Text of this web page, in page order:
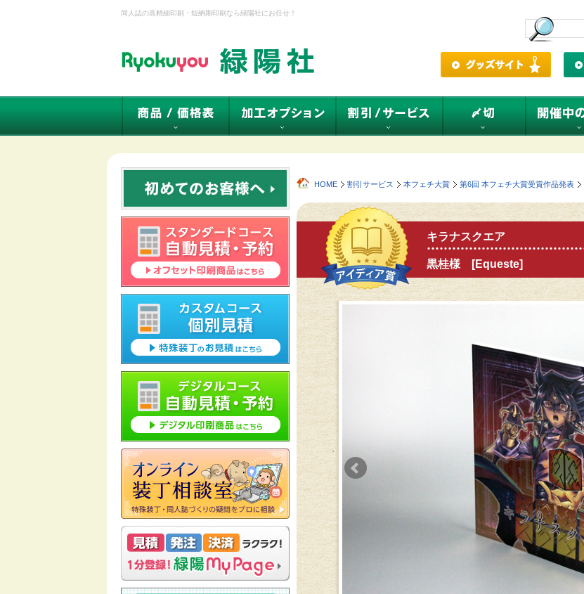
同人誌の高精細印刷・短納期印刷なら緑陽社にお任せ！
HOME 割引サービス 本フェチ大賞 第6回 本フェチ大賞受賞作品発表
キラナスクエア
黒桂様 [Equeste]